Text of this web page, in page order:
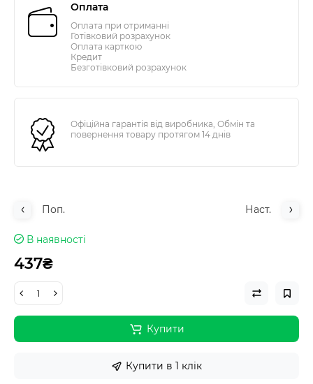
Оплата
Оплата при отриманні
Готівковий розрахунок
Оплата карткою
Кредит
Безготівковий розрахунок
Офіційна гарантія від виробника, Обмін та
повернення товару протягом 14 днів
Поп. Наст.
В наявності
437₴
Купити
Купити в 1 клік